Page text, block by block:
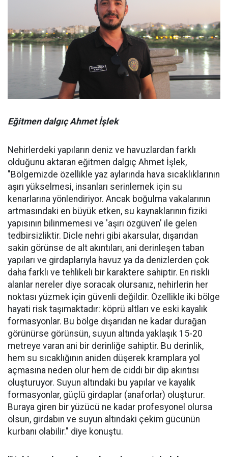
Eğitmen dalgıç Ahmet İşlek
Nehirlerdeki yapıların deniz ve havuzlardan farklı
olduğunu aktaran eğitmen dalgıç Ahmet İşlek,
"Bölgemizde özellikle yaz aylarında hava sıcaklıklarının
aşırı yükselmesi, insanları serinlemek için su
kenarlarına yönlendiriyor. Ancak boğulma vakalarının
artmasındaki en büyük etken, su kaynaklarının fiziki
yapısının bilinmemesi ve 'aşırı özgüven' ile gelen
tedbirsizliktir. Dicle nehri gibi akarsular, dışarıdan
sakin görünse de alt akıntıları, ani derinleşen taban
yapıları ve girdaplarıyla havuz ya da denizlerden çok
daha farklı ve tehlikeli bir karaktere sahiptir. En riskli
alanlar nereler diye soracak olursanız, nehirlerin her
noktası yüzmek için güvenli değildir. Özellikle iki bölge
hayati risk taşımaktadır: köprü altları ve eski kayalık
formasyonlar. Bu bölge dışarıdan ne kadar durağan
görünürse görünsün, suyun altında yaklaşık 15-20
metreye varan ani bir derinliğe sahiptir. Bu derinlik,
hem su sıcaklığının aniden düşerek kramplara yol
açmasına neden olur hem de ciddi bir dip akıntısı
oluşturuyor. Suyun altındaki bu yapılar ve kayalık
formasyonlar, güçlü girdaplar (anaforlar) oluşturur.
Buraya giren bir yüzücü ne kadar profesyonel olursa
olsun, girdabın ve suyun altındaki çekim gücünün
kurbanı olabilir." diye konuştu.